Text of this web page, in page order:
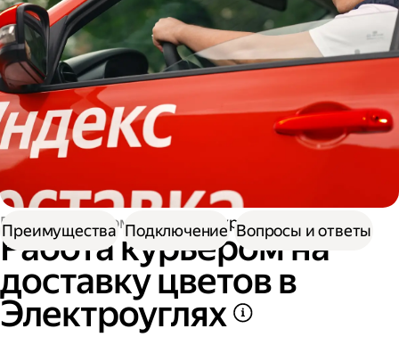
Работа курьером Работа курьером цветов
Работа курьером на
доставку цветов в
Электроуглях
Преимущества Подключение Вопросы и ответы